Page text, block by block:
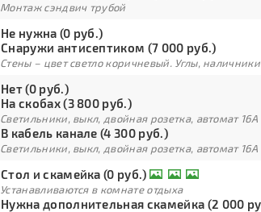
Монтаж сэндвич трубой
Не нужна (0 руб.)
Снаружи антисептиком (7 000 руб.)
Стены – цвет светло коричневый. Углы,
Нет (0 руб.)
На скобах (3 800 руб.)
Светильники, выкл, двойная розетка, автомат 16А
В кабель канале (4 300 руб.)
Светильники, выкл, двойная розетка, автомат 16А
Стол и скамейка (0 руб.)
Устанавливаются в комнате отдыха
Нужна дополнительная скамейка (2 000